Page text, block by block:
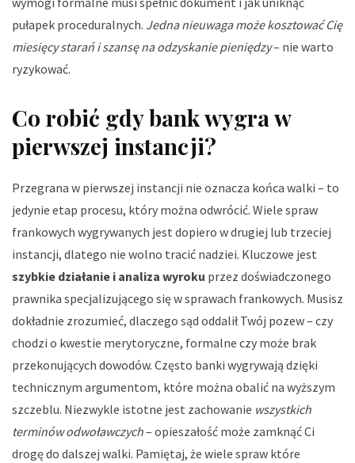
pułapek proceduralnych. Jedna nieuwaga może kosztować Cię
miesięcy starań i szansę na odzyskanie pieniędzy– nie warto
ryzykować.
Co robić gdy bank wygra w
pierwszej instancji?
Przegrana w pierwszej instancji nie oznacza końca walki – to
jedynie etap procesu, który można odwrócić. Wiele spraw
frankowych wygrywanych jest dopiero w drugiej lub trzeciej
instancji, dlatego nie wolno tracić nadziei. Kluczowe jest
szybkie działanie i analiza wyroku przez doświadczonego
prawnika specjalizującego się w sprawach frankowych. Musisz
dokładnie zrozumieć, dlaczego sąd oddalił Twój pozew – czy
chodzi o kwestie merytoryczne, formalne czy może brak
przekonujących dowodów. Często banki wygrywają dzięki
technicznym argumentom, które można obalić na wyższym
szczeblu. Niezwykle istotne jest zachowanie wszystkich
terminów odwoławczych– opieszałość może zamknąć Ci
drogę do dalszej walki. Pamiętaj, że wiele spraw które